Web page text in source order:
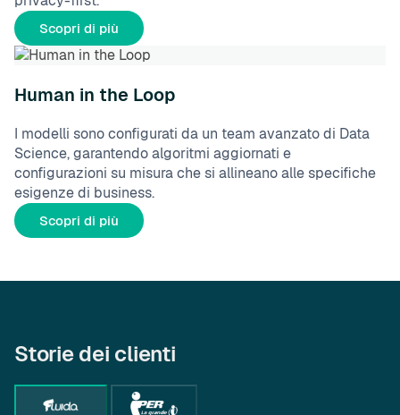
Scopri di più
Human in the Loop
I modelli sono configurati da un team avanzato di Data
Science, garantendo algoritmi aggiornati e
configurazioni su misura che si allineano alle specifiche
esigenze di business.
Scopri di più
Storie dei clienti